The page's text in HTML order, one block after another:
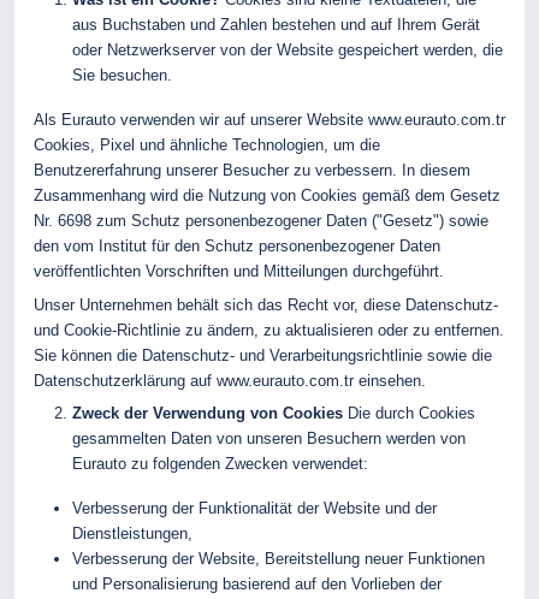
aus Buchstaben und Zahlen bestehen und auf Ihrem Gerät
oder Netzwerkserver von der Website gespeichert werden, die
Sie besuchen.
Als Eurauto verwenden wir auf unserer Website www.eurauto.com.tr
Cookies, Pixel und ähnliche Technologien, um die
Benutzererfahrung unserer Besucher zu verbessern. In diesem
Zusammenhang wird die Nutzung von Cookies gemäß dem Gesetz
Nr. 6698 zum Schutz personenbezogener Daten ("Gesetz") sowie
den vom Institut für den Schutz personenbezogener Daten
veröffentlichten Vorschriften und Mitteilungen durchgeführt.
Unser Unternehmen behält sich das Recht vor, diese Datenschutz-
und Cookie-Richtlinie zu ändern, zu aktualisieren oder zu entfernen.
Sie können die Datenschutz- und Verarbeitungsrichtlinie sowie die
Datenschutzerklärung auf www.eurauto.com.treinsehen.
Zweck der Verwendung von Cookies Die durch Cookies
gesammelten Daten von unseren Besuchern werden von
Eurauto zu folgenden Zwecken verwendet:
Verbesserung der Funktionalität der Website und der
Dienstleistungen,
Verbesserung der Website, Bereitstellung neuer Funktionen
und Personalisierung basierend auf den Vorlieben der